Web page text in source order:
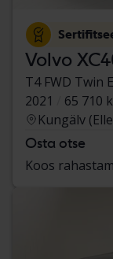
Volvo
T4 FWD Twin
2021
65 710
Kungälv
Osta otse
Koos